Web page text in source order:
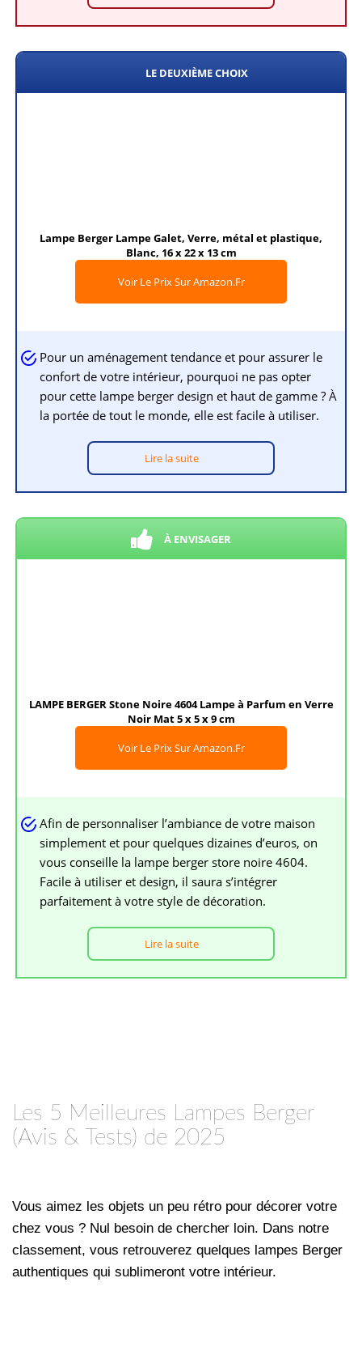
LE DEUXIÈME CHOIX
Lampe Berger Lampe Galet, Verre, métal et plastique,
Blanc, 16 x 22 x 13 cm
Voir Le Prix Sur Amazon.fr
Pour un aménagement tendance et pour assurer le
confort de votre intérieur, pourquoi ne pas opter
pour cette lampe berger design et haut de gamme ? À
la portée de tout le monde, elle est facile à utiliser.
Lire la suite
À ENVISAGER
LAMPE BERGER Stone Noire 4604 Lampe à Parfum en Verre
Noir Mat 5 x 5 x 9 cm
Voir Le Prix Sur Amazon.fr
Afin de personnaliser l’ambiance de votre maison
simplement et pour quelques dizaines d’euros, on
vous conseille la lampe berger store noire 4604.
Facile à utiliser et design, il saura s’intégrer
parfaitement à votre style de décoration.
Lire la suite
Les 5 Meilleures Lampes Berger
(Avis & Tests) de 2025
Vous aimez les objets un peu rétro pour décorer votre
chez vous ? Nul besoin de chercher loin. Dans notre
classement, vous retrouverez quelques lampes Berger
authentiques qui sublimeront votre intérieur.